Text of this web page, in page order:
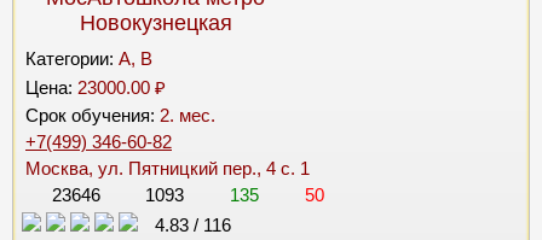
Новокузнецкая
Категории: A, B
Цена: 23000.00 ₽
Срок обучения: 2. мес.
+7(499) 346-60-82
Москва, ул. Пятницкий пер., 4 с. 1
23646
1093 135
50
4.83 / 116